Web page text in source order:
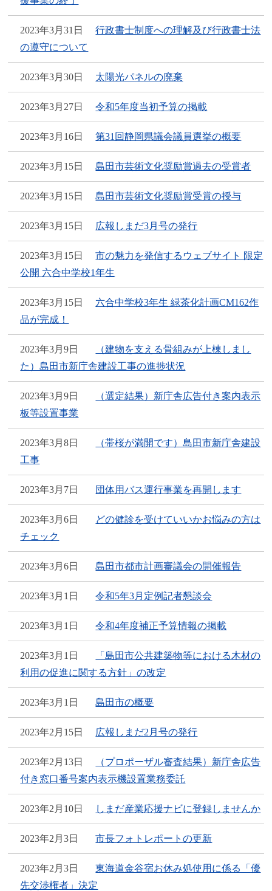
2023年3月31日
行政書士制度への理解及び行政書士法
の遵守について
2023年3月30日 太陽光パネルの廃棄
2023年3月27日 令和5年度当初予算の掲載
2023年3月16日 第31回静岡県議会議員選挙の概要
2023年3月15日 島田市芸術文化奨励賞過去の受賞者
2023年3月15日 島田市芸術文化奨励賞受賞の授与
2023年3月15日 広報しまだ3月号の発行
2023年3月15日
市の魅力を発信するウェブサイト 限定
公開 六合中学校1年生
2023年3月15日
六合中学校3年生 緑茶化計画CM162作
品が完成！
2023年3月9日
（建物を支える骨組みが上棟しまし
た）島田市新庁舎建設工事の進捗状況
2023年3月9日
（選定結果）新庁舎広告付き案内表示
板等設置事業
2023年3月8日
（帯桜が満開です）島田市新庁舎建設
工事
2023年3月7日 団体用バス運行事業を再開します
2023年3月6日
どの健診を受けていいかお悩みの方は
チェック
2023年3月6日 島田市都市計画審議会の開催報告
2023年3月1日 令和5年3月定例記者懇談会
2023年3月1日 令和4年度補正予算情報の掲載
2023年3月1日
「島田市公共建築物等における木材の
利用の促進に関する方針」の改定
2023年3月1日 島田市の概要
2023年2月15日 広報しまだ2月号の発行
2023年2月13日
（プロポーザル審査結果）新庁舎広告
付き窓口番号案内表示機設置業務委託
2023年2月10日 しまだ産業応援ナビに登録しませんか
2023年2月3日 市長フォトレポートの更新
2023年2月3日
東海道金谷宿お休み処使用に係る「優
先交渉権者」決定